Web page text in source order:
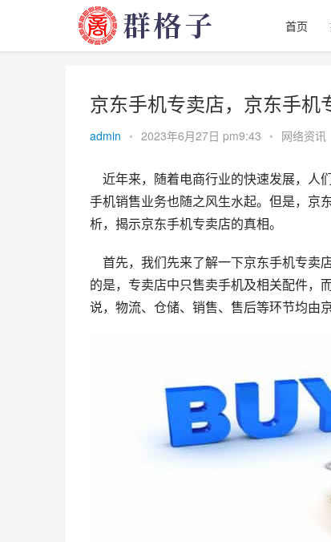
首页
京东手机专卖店，京东手机
admin • 2023年6月27日 pm9:43 • 网络资讯
近年来，随着电商行业的快速发展，人
手机销售业务也随之风生水起。但是，京
析，揭示京东手机专卖店的真相。
的是，专卖店中只售卖手机及相关配件，
说，物流、仓储、销售、售后等环节均由